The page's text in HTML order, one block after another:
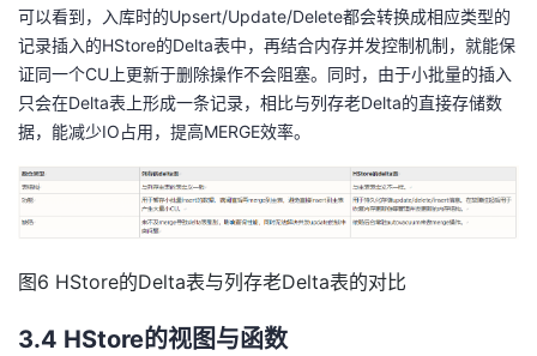
可以看到，入库时的Upsert/Update/Delete都会转换成相应类型的
记录插入的HStore的Delta表中，再结合内存并发控制机制，就能保
证同一个CU上更新于删除操作不会阻塞。同时，由于小批量的插入
只会在Delta表上形成一条记录，相比与列存老Delta的直接存储数
据，能减少IO占用，提高MERGE效率。
图6 HStore的Delta表与列存老Delta表的对比
3.4 HStore的视图与函数